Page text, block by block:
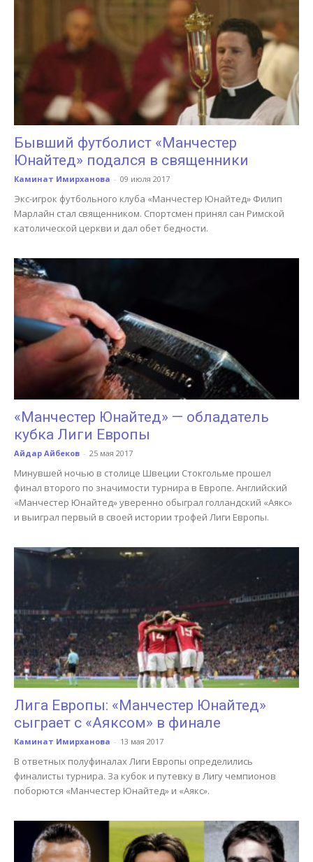
Бывший футболист «Манчестер
Юнайтед» подался в священники
Каминат Имирханова - 09 июля 2017
Экс-игрок футбольного клуба «Манчестер Юнайтед» Филип
Марлайн стал священником. Спортсмен принял сан Римской
католической церкви и дал обет бедности.
«Манчестер Юнайтед» — обладатель
кубка Лиги Европы
Айдар Айбеков - 25 мая 2017
Минувшей ночью в столице Швеции Стокгольме прошел
финал второго по значимости турнира в Европе. Английский
«Манчестер Юнайтед» уверенно обыграл голландский «Аякс»
и выиграл первый в своей истории трофей Лиги Европы.
Лига Европы: «Манчестер Юнайтед»
сыграет с «Аяксом» в финале
Каминат Имирханова - 13 мая 2017
В ответных полуфиналах Лиги Европы определились
финалисты турнира. За кубок и путевку в Лигу чемпионов
поборются «Манчестер Юнайтед» и «Аякс».